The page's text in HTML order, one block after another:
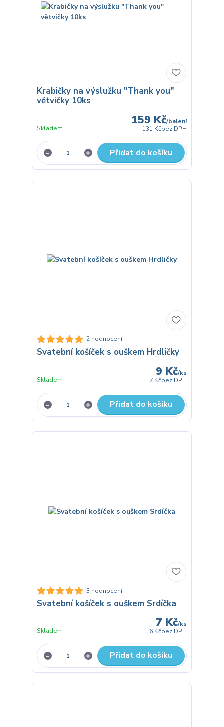
Krabičky na výslužku "Thank you"
větvičky 10ks
159 Kč/balení
131 Kčbez DPH
Skladem
Přidat do košíku
2 hodnocení
Svatební košíček s ouškem Hrdličky
9 Kč/ks
7 Kčbez DPH
Skladem
Přidat do košíku
3 hodnocení
Svatební košíček s ouškem Srdíčka
7 Kč/ks
6 Kčbez DPH
Skladem
Přidat do košíku